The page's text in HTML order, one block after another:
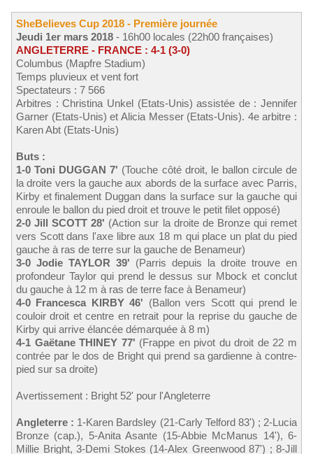
SheBelieves Cup 2018 - Première journée
Jeudi 1er mars 2018 - 16h00 locales (22h00 françaises)
ANGLETERRE - FRANCE : 4-1 (3-0)
Columbus (Mapfre Stadium)
Temps pluvieux et vent fort
Spectateurs : 7 566
Arbitres : Christina Unkel (Etats-Unis) assistée de : Jennifer
Garner (Etats-Unis) et Alicia Messer (Etats-Unis). 4e arbitre :
Karen Abt (Etats-Unis)
Buts :
1-0 Toni DUGGAN 7' (Touche côté droit, le ballon circule de
la droite vers la gauche aux abords de la surface avec Parris,
Kirby et finalement Duggan dans la surface sur la gauche qui
enroule le ballon du pied droit et trouve le petit filet opposé)
2-0 Jill SCOTT 28' (Action sur la droite de Bronze qui remet
vers Scott dans l'axe libre aux 18 m qui place un plat du pied
gauche à ras de terre sur la gauche de Benameur)
3-0 Jodie TAYLOR 39' (Parris depuis la droite trouve en
profondeur Taylor qui prend le dessus sur Mbock et conclut
du gauche à 12 m à ras de terre face à Benameur)
4-0 Francesca KIRBY 46' (Ballon vers Scott qui prend le
couloir droit et centre en retrait pour la reprise du gauche de
Kirby qui arrive élancée démarquée à 8 m)
4-1 Gaëtane THINEY 77' (Frappe en pivot du droit de 22 m
contrée par le dos de Bright qui prend sa gardienne à contre-
pied sur sa droite)
Avertissement : Bright 52' pour l'Angleterre
Angleterre : 1-Karen Bardsley (21-Carly Telford 83') ; 2-Lucia
Bronze (cap.), 5-Anita Asante (15-Abbie McManus 14'), 6-
Millie Bright, 3-Demi Stokes (14-Alex Greenwood 87') ; 8-Jill